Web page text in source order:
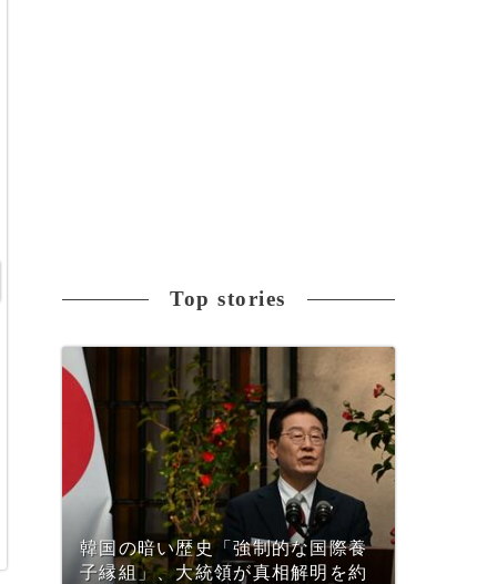
Top stories
韓国の暗い歴史「強制的な国際養
子縁組」、大統領が真相解明を約